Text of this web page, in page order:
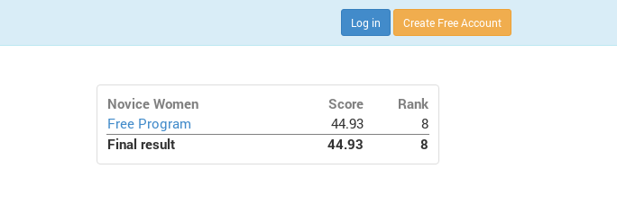
Log in Create Free Account
Novice Women Score
Rank
Free Program
44.93
8
Final result
44.93 8